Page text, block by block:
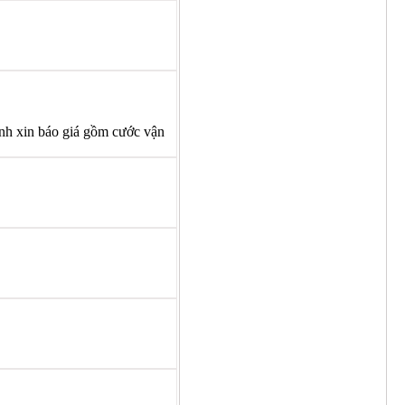
xin báo giá gồm cước vận